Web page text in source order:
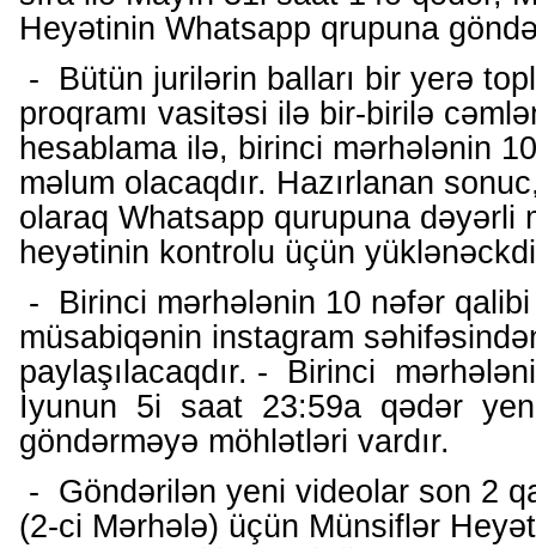
Heyətinin Whatsapp qrupuna
- Bütün jurilərin balları bir yerə
proqramı vasitəsi ilə bir-birilə
hesablama ilə, birinci mərhələnin
məlum olacaqdır. Hazırlanan
olaraq Whatsapp qurupuna dəyərli
heyətinin kontrolu üçün
- Birinci mərhələnin 10 nəfər
müsabiqənin instagram
paylaşılacaqdır. - Birinci
İyunun 5i saat 23:59a qədər
göndərməyə möhlətləri vardır.
- Göndərilən yeni videolar son 2
(2-ci Mərhələ) üçün Münsiflər